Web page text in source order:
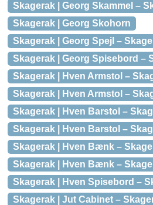
Skagerak | Georg Skammel –
Skagerak | Georg Skohorn
Skagerak | Georg Spejl –
Skagerak | Georg Spisebord –
Skagerak | Hven Armstol –
Skagerak | Hven Armstol –
Skagerak | Hven Barstol –
Skagerak | Hven Barstol –
Skagerak | Hven Bænk –
Skagerak | Hven Bænk –
Skagerak | Hven Spisebord –
Skagerak | Jut Cabinet –